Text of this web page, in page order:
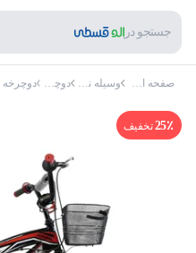
جستجو در
صفحه اصلی وسیله نقلیه دوچرخه
25٪ تخفیف